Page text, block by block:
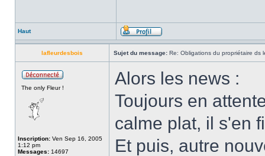
Haut
lafleurdesbois Sujet du message: Re: Obligations du propriétaire ds
The only Fleur !
Inscription: Ven Sep 16, 2005
1:12 pm
Messages: 14697
Alors les news :
Toujours en
calme plat, il s'en
Et puis, autre